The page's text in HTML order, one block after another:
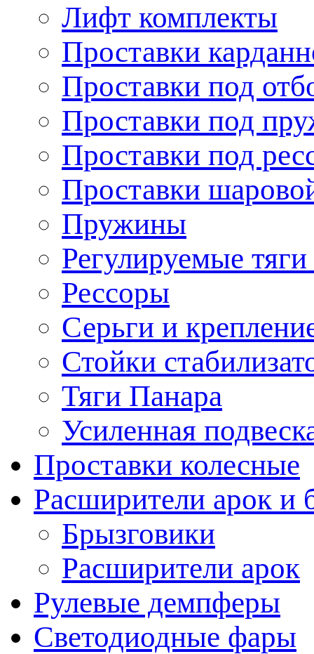
Лифт комплекты
Проставки
Проставки под
Проставки под
Проставки под
Проставки
Пружины
Регулируемые
Рессоры
Серьги и
Стойки
Тяги Панара
Усиленная
Проставки колесные
Расширители арок и
Брызговики
Расширители арок
Рулевые демпферы
Светодиодные фары